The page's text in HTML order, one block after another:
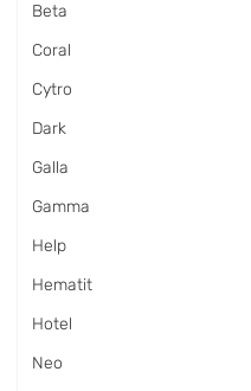
Beta
Coral
Cytro
Dark
Galla
Gamma
Help
Hematit
Hotel
Neo